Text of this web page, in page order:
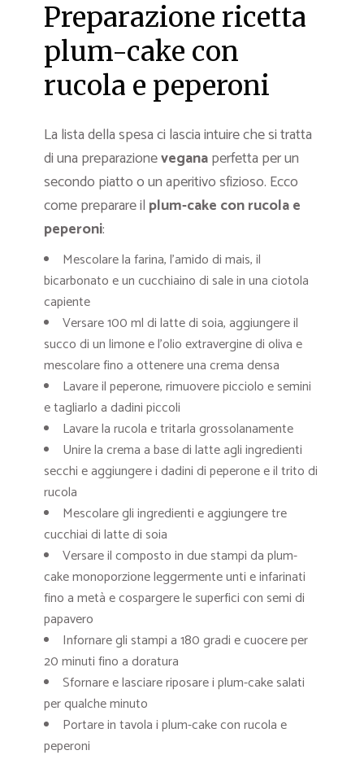
Preparazione ricetta
plum-cake con
rucola e peperoni
La lista della spesa ci lascia intuire che si tratta
di una preparazioneveganaperfetta per un
secondo piatto o un aperitivo sfizioso. Ecco
come preparare il plum-cake con rucola e
peperoni:
Mescolare la farina, l’amido di mais, il
bicarbonato e un cucchiaino di sale in una ciotola
capiente
Versare 100 ml di latte di soia, aggiungere il
succo di un limone e l’olio extravergine di oliva e
mescolare fino a ottenere una crema densa
Lavare il peperone, rimuovere picciolo e semini
e tagliarlo a dadini piccoli
Lavare la rucola e tritarla grossolanamente
Unire la crema a base di latte agli ingredienti
secchi e aggiungere i dadini di peperone e il trito di
rucola
Mescolare gli ingredienti e aggiungere tre
cucchiai di latte di soia
Versare il composto in due stampi da plum-
cake monoporzione leggermente unti e infarinati
fino a metà e cospargere le superfici con semi di
papavero
Infornare gli stampi a 180 gradi e cuocere per
20 minuti fino a doratura
Sfornare e lasciare riposare i plum-cake salati
per qualche minuto
Portare in tavola i plum-cake con rucola e
peperoni